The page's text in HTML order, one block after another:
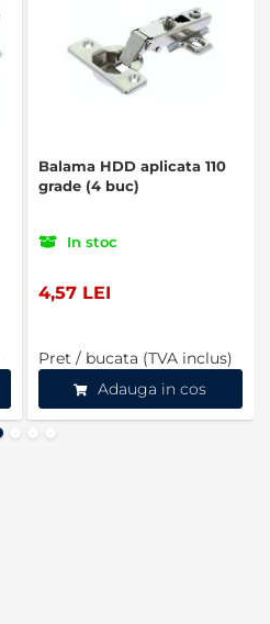
Balama HDD aplicata 110
grade (4 buc)
In stoc
4,57 LEI
Pret / bucata (TVA inclus)
Adauga in cos